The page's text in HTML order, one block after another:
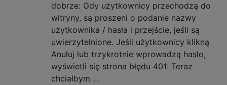
dobrze: Gdy użytkownicy przechodzą do
witryny, są proszeni o podanie nazwy
użytkownika / hasła i przejście, jeśli są
uwierzytelnione. Jeśli użytkownicy klikną
Anuluj lub trzykrotnie wprowadzą hasło,
wyświetli się strona błędu 401: Teraz
chciałbym …